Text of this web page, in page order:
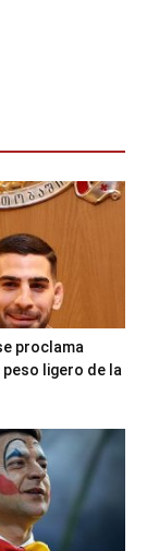
proclama
peso ligero de la